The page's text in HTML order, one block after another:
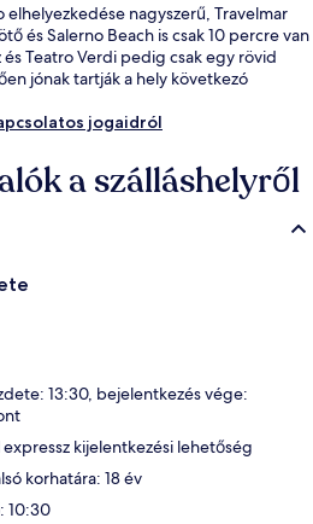
elhelyezkedése nagyszerű, Travelmar
és Salerno Beach is csak 10 percre van
Teatro Verdi pedig csak egy rövid
jónak tartják a hely következó
jogaidról
a szálláshelyről
13:30, bejelentkezés vége:
expressz kijelentkezési lehetőség
korhatára: 18 év
10:30